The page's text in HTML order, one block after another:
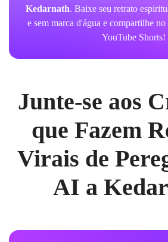
Kedarnath. Baixe seu retrato
e sem marca d'água e compartilhe
YouTube Shorts!
Junte-se aos
que Fazem
Virais de
AI a